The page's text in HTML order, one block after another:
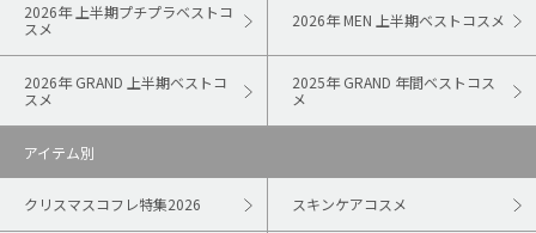
2026年 上半期プチプラベストコ
スメ
2026年 MEN 上半期ベストコスメ
2026年 GRAND 上半期ベストコ
スメ
2025年 GRAND 年間ベストコス
メ
アイテム別
クリスマスコフレ特集2026 スキンケアコスメ